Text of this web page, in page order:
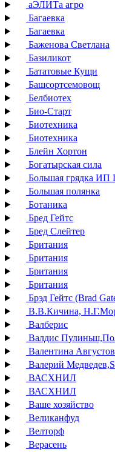
аЭЛИТа агро
Багаевка
Багаевка
Баженова Светлана
Базиликот
Бататовые Кущи
Башсортсемовощ
Белбиотех
Био-Старт
Биотехника
Биотехника
Блейн Хортон
Богатырская сила
Большая грядка ИП
Большая полянка
Ботаника
Бред Гейтс
Бред Слейтер
Британия
Британия
Британия
Британия
Брэд Гейтс (Brad
В.В.Кичина,
Валберис
Валдис
Валентина
Валерий
ВАСХНИЛ
ВАСХНИЛ
Ваше хозяйство
Великанфуд
Велторф
Верасень